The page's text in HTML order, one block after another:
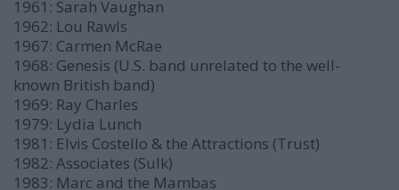
1961: Sarah Vaughan
1962: Lou Rawls
1967: Carmen McRae
1968: Genesis (U.S. band unrelated to the well-
known British band)
1969: Ray Charles
1979: Lydia Lunch
1981: Elvis Costello & the Attractions (Trust)
1982: Associates (Sulk)
1983: Marc and the Mambas